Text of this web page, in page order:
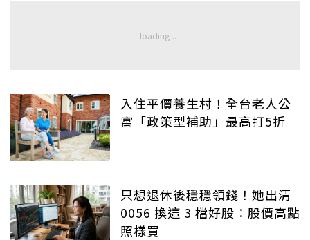
入住平價養生村！全台老人公
寓「政策型補助」最高打5折
只想退休後穩穩領錢！她出清
0056 換這 3 檔好股：股價高點
照樣買